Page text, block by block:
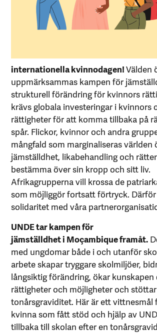
internationella kvinnodagen!Välden
uppmärksammas kampen för
strukturell förändring för kvinnors
krävs globala investeringar i kvinnors
rättigheter för att komma tillbaka på
spår. Flickor, kvinnor och andra
mångfald som marginaliseras världen
jämställdhet, likabehandling och
bestämma över sin kropp och sitt liv.
Afrikagrupperna vill krossa de
som möjliggör fortsatt förtryck.
solidaritet med våra
UNDE tar kampen för
jämställdhet i Moçambique framåt.
med ungdomar både i och utanför
arbete skapar tryggare skolmiljöer,
långsiktig förändring, ökar
rättigheter och möjligheter och
tonårsgraviditet. Här är ett vittnesmål
kvinna som fått stöd och hjälp av
tillbaka till skolan efter en